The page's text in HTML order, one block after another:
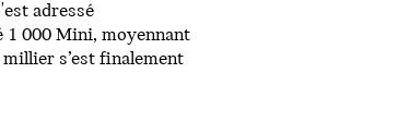
adressé
1 000 Mini, moyennant
s’est finalement